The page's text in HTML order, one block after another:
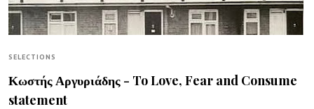
SELECTIONS
Κωστής Αργυριάδης - To Love, Fear and Consume
statement